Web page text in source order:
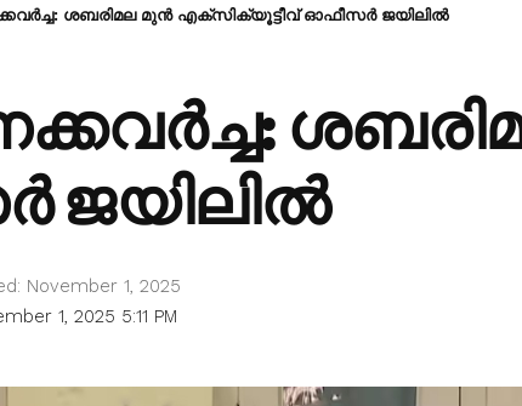
ശബരിമല മുൻ എക്സിക്യൂട്ടീവ് ഓഫീസർ ജയിലിൽ
ജയിലിൽ
1, 2025 5:11 PM
November 1, 2025